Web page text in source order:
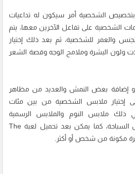
بتخصيص الشخصية أمر سيكون له تداعيات
الشخصية على تفاعل الآخرين معها، يتم
والعمر للشخصية، ثم بعد ذلك إختيار
ولون البشرة وملامح الوجه وقصة الشعر
إضافة بعض النمش والعديد من مظاهر
إلى إختيار ملابس الشخصية من بين مئات
في ذلك ملابس النوم والملابس الرسمية
والملابس الرياضية وملابس السباحة، كما يمكن بعد تحميل لعبة The